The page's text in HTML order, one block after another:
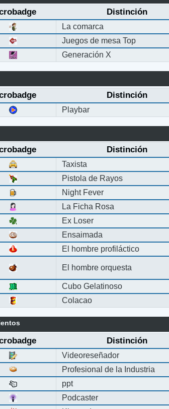
Distinción
La comarca
Juegos de mesa Top
Generación X
Distinción
Playbar
Distinción
Taxista
Pistola de Rayos
Night Fever
La Ficha Rosa
Ex Loser
Ensaimada
El hombre profiláctico
El hombre orquesta
Cubo Gelatinoso
Colacao
Distinción
Videoreseñador
Profesional de la Industria
ppt
Podcaster